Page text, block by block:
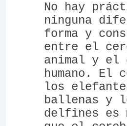
No hay
ninguna
forma y
entre el
animal y el
humano. El
los
ballenas y
delfines es